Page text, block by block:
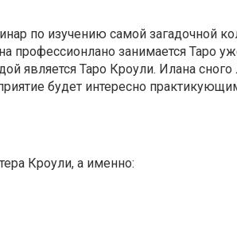
по изучению самой загадочной
профессионлано занимается Таро
является Таро Кроули. Илана сного
будет интересно
Кроули, а именно: